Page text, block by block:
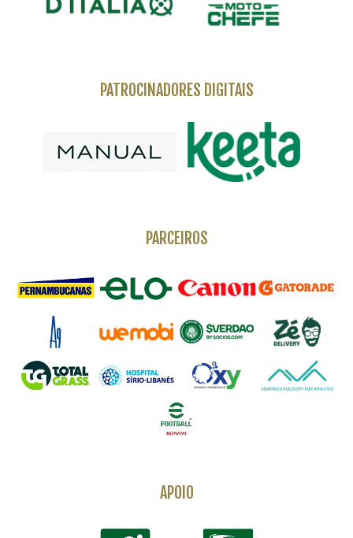
PATROCINADORES DIGITAIS
PARCEIROS
APOIO